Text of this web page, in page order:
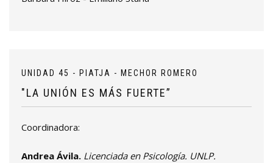
UNIDAD 45 - PIATJA - MECHOR ROMERO
"LA UNIÓN ES MÁS FUERTE”
Coordinadora:
Andrea Ávila. Licenciada en Psicología. UNLP.